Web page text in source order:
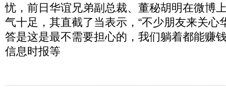
忧，前日华谊兄弟副总裁、董秘胡明在微博
气十足，其直截了当表示，“不少朋友来关心
答是这是最不需要担心的，我们躺着都能赚
信息时报等